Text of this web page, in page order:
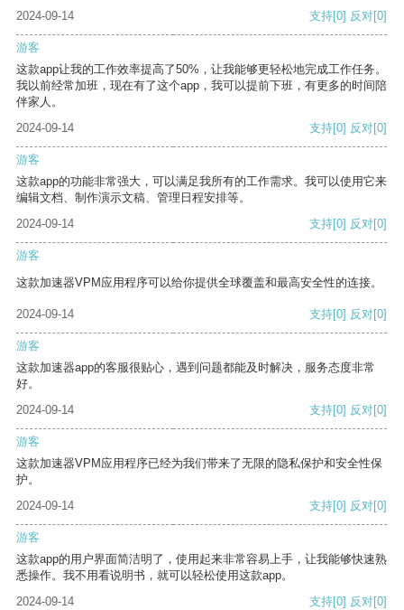
2024-09-14 支持[0] 反对[0]
游客
这款app让我的工作效率提高了50%，让我能够更轻松地完成工作任务。
我以前经常加班，现在有了这个app，我可以提前下班，有更多的时间陪
伴家人。
2024-09-14
支持[0] 反对[0]
游客
这款app的功能非常强大，可以满足我所有的工作需求。我可以使用它来
编辑文档、制作演示文稿、管理日程安排等。
2024-09-14
支持[0] 反对[0]
游客
这款加速器VPM应用程序可以给你提供全球覆盖和最高安全性的连接。
2024-09-14 支持[0] 反对[0]
游客
这款加速器app的客服很贴心，遇到问题都能及时解决，服务态度非常
好。
2024-09-14
支持[0] 反对[0]
游客
这款加速器VPM应用程序已经为我们带来了无限的隐私保护和安全性保
护。
2024-09-14
支持[0] 反对[0]
游客
这款app的用户界面简洁明了，使用起来非常容易上手，让我能够快速熟
悉操作。我不用看说明书，就可以轻松使用这款app。
2024-09-14
支持[0] 反对[0]